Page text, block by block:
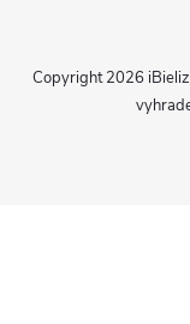
Copyright 2026